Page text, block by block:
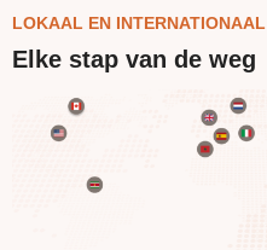
LOKAAL EN INTERNATIONAAL
Elke stap van de weg